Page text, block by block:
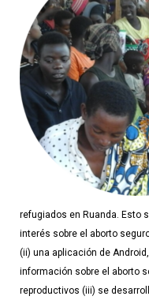
refugiados en Ruanda. Esto
interés sobre el aborto
(ii) una aplicación de
información sobre el aborto
reproductivos (iii) se